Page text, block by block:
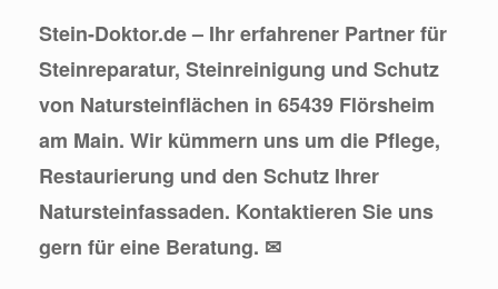
Stein-Doktor.de – Ihr erfahrener Partner für
Steinreparatur, Steinreinigung und Schutz
von Natursteinflächen in 65439 Flörsheim
am Main. Wir kümmern uns um die Pflege,
Restaurierung und den Schutz Ihrer
Natursteinfassaden. Kontaktieren Sie uns
gern für eine Beratung. ✉